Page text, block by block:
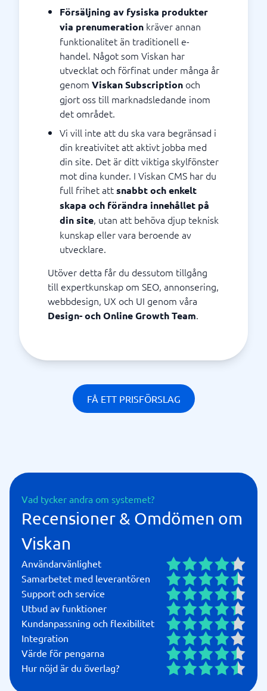
Försäljning av fysiska produkter
via prenumeration kräver annan
funktionalitet än traditionell e-
handel. Något som Viskan har
utvecklat och förfinat under många år
genom Viskan Subscription och
gjort oss till marknadsledande inom
det området.
Vi vill inte att du ska vara begränsad i
din kreativitet att aktivt jobba med
din site. Det är ditt viktiga skylfönster
mot dina kunder. I Viskan CMS har du
full frihet attsnabbt och enkelt
skapa och förändra innehållet på
din site, utan att behöva djup teknisk
kunskap eller vara beroende av
utvecklare.
Utöver detta får du dessutom tillgång
till expertkunskap om SEO, annonsering,
webbdesign, UX och UI genom våra
Design- och Online Growth Team.
FÅ ETT PRISFÖRSLAG
Vad tycker andra om systemet?
Recensioner & Omdömen om
Viskan
Användarvänlighet
Samarbetet med leverantören
Support och service
Utbud av funktioner
Kundanpassning och flexibilitet
Integration
Värde för pengarna
Hur nöjd är du överlag?